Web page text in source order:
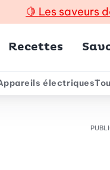
🍋 Les saveurs
Recettes
électriques